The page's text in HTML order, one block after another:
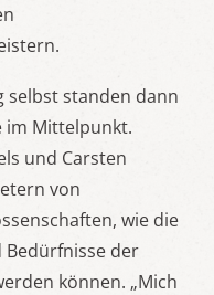
selbst standen dann
im Mittelpunkt.
und Carsten
von
wie die
der
können. „Mich